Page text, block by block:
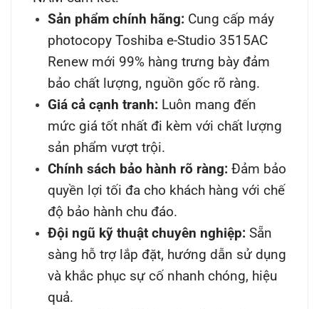
Sản phẩm chính hãng: Cung cấp máy
photocopy Toshiba e-Studio 3515AC
Renew mới 99% hàng trưng bày đảm
bảo chất lượng, nguồn gốc rõ ràng.
Giá cả cạnh tranh: Luôn mang đến
mức giá tốt nhất đi kèm với chất lượng
sản phẩm vượt trội.
Chính sách bảo hành rõ ràng: Đảm bảo
quyền lợi tối đa cho khách hàng với chế
độ bảo hành chu đáo.
Đội ngũ kỹ thuật chuyên nghiệp: Sẵn
sàng hỗ trợ lắp đặt, hướng dẫn sử dụng
và khắc phục sự cố nhanh chóng, hiệu
quả.